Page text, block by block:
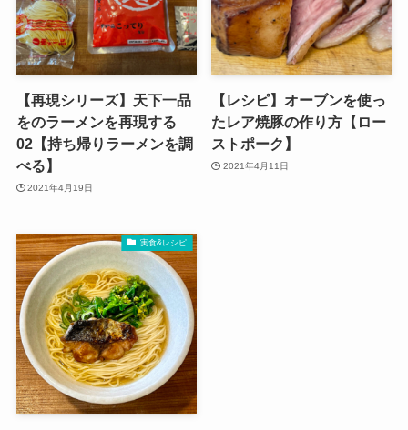
【再現シリーズ】天下一品
をのラーメンを再現する
02【持ち帰りラーメンを調
べる】
2021年4月19日
【レシピ】オーブンを使っ
たレア焼豚の作り方【ロー
ストポーク】
2021年4月11日
実食&レシピ